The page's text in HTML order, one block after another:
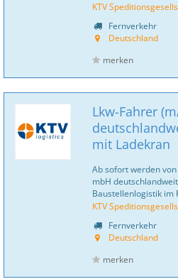
KTV
Fernverkehr
Deutschland
merken
Lkw-Fahrer
mit Ladekran
Ab sofort werden
mbH
Baustellenlogistik im
KTV
Fernverkehr
Deutschland
merken